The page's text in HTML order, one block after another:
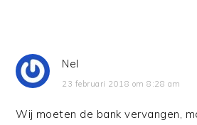
Nel
23 februari 2018 om 8:28 am
Wij moeten de bank vervangen,